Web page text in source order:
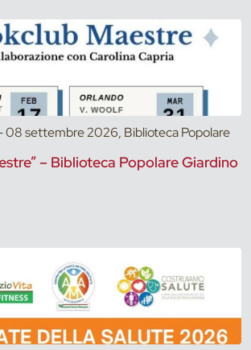
08 settembre 2026, Biblioteca Popolare
– Biblioteca Popolare Giardino